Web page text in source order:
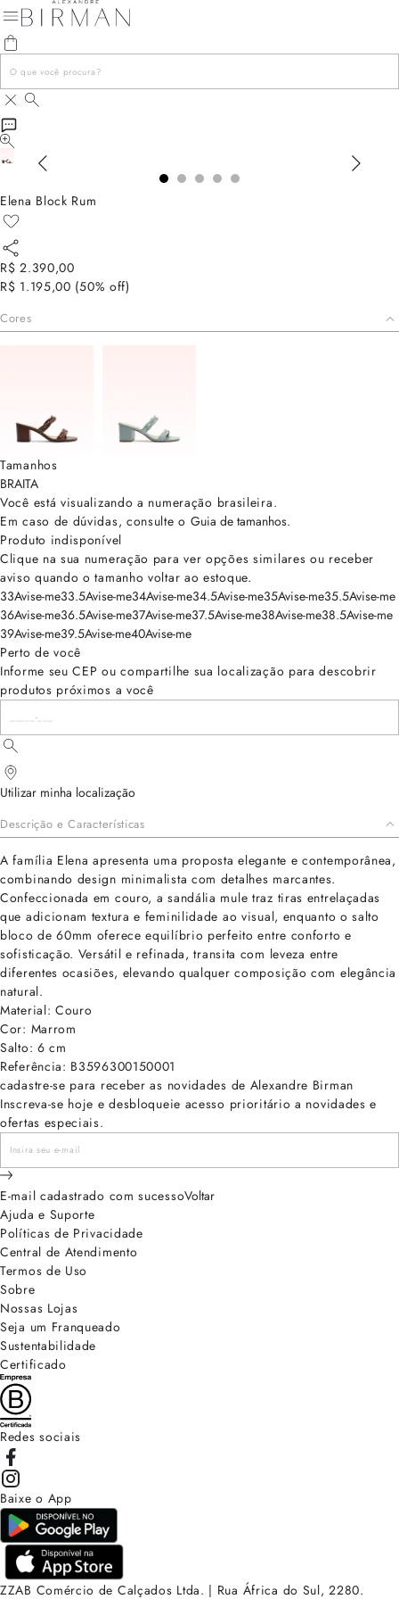
Elena Block Rum
R$ 2.390,00
R$ 1.195,00 (50% off)
Cores
Tamanhos
BRAITA
Você está visualizando a numeração brasileira.
Em caso de dúvidas, consulte o Guia de tamanhos.
Produto indisponível
Clique na sua numeração para ver opções similares ou receber
aviso quando o tamanho voltar ao estoque.
33Avise-me33.5Avise-me34Avise-me34.5Avise-me35Avise-me35.5Avise-me
36Avise-me36.5Avise-me37Avise-me37.5Avise-me38Avise-me38.5Avise-me
39Avise-me39.5Avise-me40Avise-me
Perto de você
Informe seu CEP ou compartilhe sua localização para descobrir
produtos próximos a você
Utilizar minha localização
Descrição e Características
A família Elena apresenta uma proposta elegante e contemporânea,
combinando design minimalista com detalhes marcantes.
Confeccionada em couro, a sandália mule traz tiras entrelaçadas
que adicionam textura e feminilidade ao visual, enquanto o salto
bloco de 60mm oferece equilíbrio perfeito entre conforto e
sofisticação. Versátil e refinada, transita com leveza entre
diferentes ocasiões, elevando qualquer composição com elegância
natural.
Material: Couro
Cor: Marrom
Salto: 6 cm
Referência: B3596300150001
cadastre-se para receber as novidades de Alexandre Birman
Inscreva-se hoje e desbloqueie acesso prioritário a novidades e
ofertas especiais.
E-mail cadastrado com sucessoVoltar
Ajuda e Suporte
Políticas de Privacidade
Central de Atendimento
Termos de Uso
Sobre
Nossas Lojas
Seja um Franqueado
Sustentabilidade
Certificado
Redes sociais
Baixe o App
ZZAB Comércio de Calçados Ltda. | Rua África do Sul, 2280.